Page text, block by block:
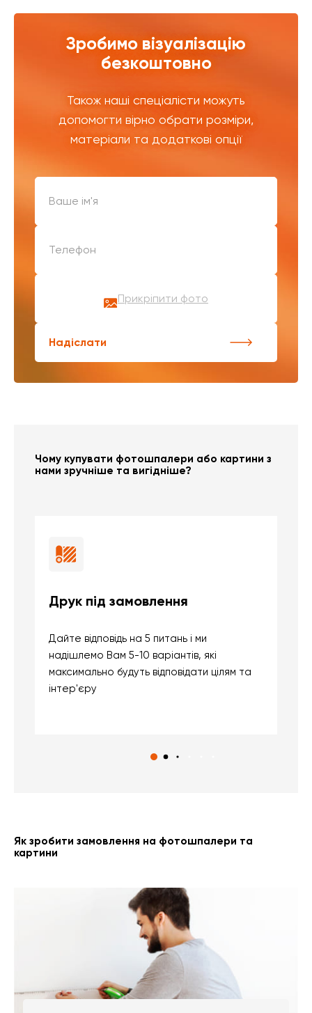
Зробимо візуалізацію
безкоштовно
Також наші спеціалісти можуть
допомогти вірно обрати розміри,
матеріали та додаткові опції
Прикріпити фото
Надіслати
Чому купувати фотошпалери або картини з
нами зручніше та вигідніше?
Друк під замовлення
Дайте відповідь на 5 питань і ми
надішлемо Вам 5-10 варіантів, які
максимально будуть відповідати цілям та
інтер'єру
Як зробити замовлення на фотошпалери та
картини